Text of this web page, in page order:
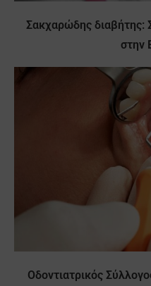
Σακχαρώδης διαβήτης:
στην
Οδοντιατρικός